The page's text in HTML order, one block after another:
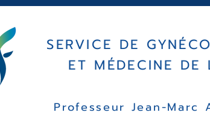
SERVICE DE GYNÉ
ET MÉDECINE DE
Professeur Jean-Marc